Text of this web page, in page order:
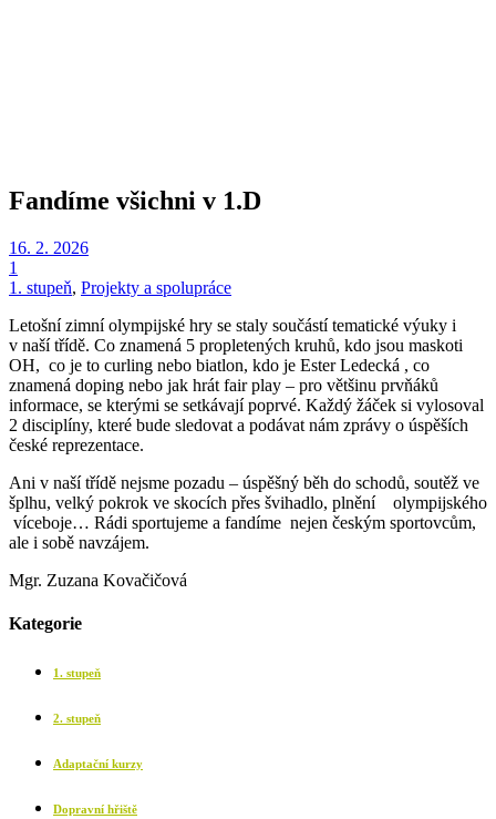
Fandíme všichni v 1.D
16. 2. 2026
1
1. stupeň, Projekty a spolupráce
Letošní zimní olympijské hry se staly součástí tematické výuky i
v naší třídě. Co znamená 5 propletených kruhů, kdo jsou maskoti
OH, co je to curling nebo biatlon, kdo je Ester Ledecká , co
znamená doping nebo jak hrát fair play – pro většinu prvňáků
informace, se kterými se setkávají poprvé. Každý žáček si vylosoval
2 disciplíny, které bude sledovat a podávat nám zprávy o úspěších
české reprezentace.
Ani v naší třídě nejsme pozadu – úspěšný běh do schodů, soutěž ve
šplhu, velký pokrok ve skocích přes švihadlo, plnění olympijského
víceboje… Rádi sportujeme a fandíme nejen českým sportovcům,
ale i sobě navzájem.
Mgr. Zuzana Kovačičová
Kategorie
1. stupeň
2. stupeň
Adaptační kurzy
Dopravní hřiště